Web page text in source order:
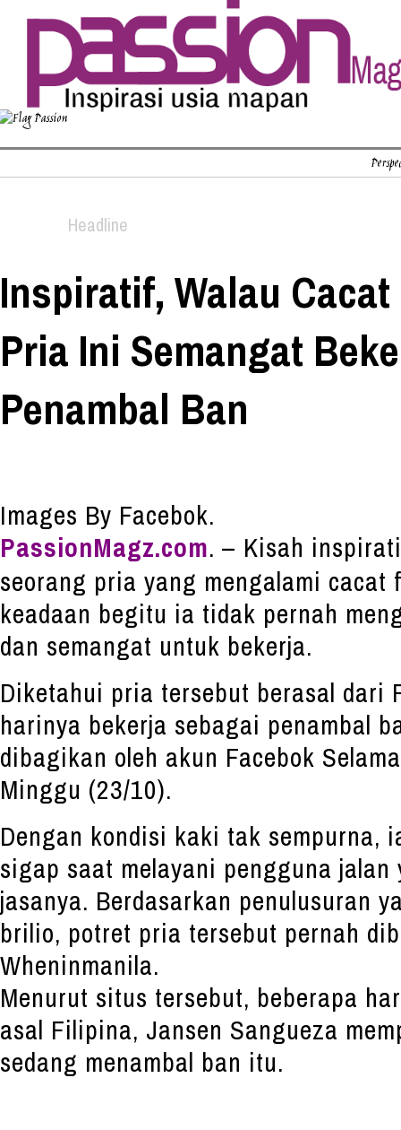
Headline
Inspiratif, Walau
Pria Ini Semangat
Penambal Ban
Images By Facebok.
PassionMagz.com. – Kisah
seorang pria yang mengalami cacat
keadaan begitu ia tidak pernah
dan semangat untuk bekerja.
Diketahui pria tersebut berasal dari
harinya bekerja sebagai penambal
dibagikan oleh akun Facebok
Minggu (23/10).
Dengan kondisi kaki tak sempurna,
sigap saat melayani pengguna jalan
jasanya. Berdasarkan penulusuran
brilio, potret pria tersebut pernah
Wheninmanila.
Menurut situs tersebut, beberapa
asal Filipina, Jansen Sangueza
sedang menambal ban itu.